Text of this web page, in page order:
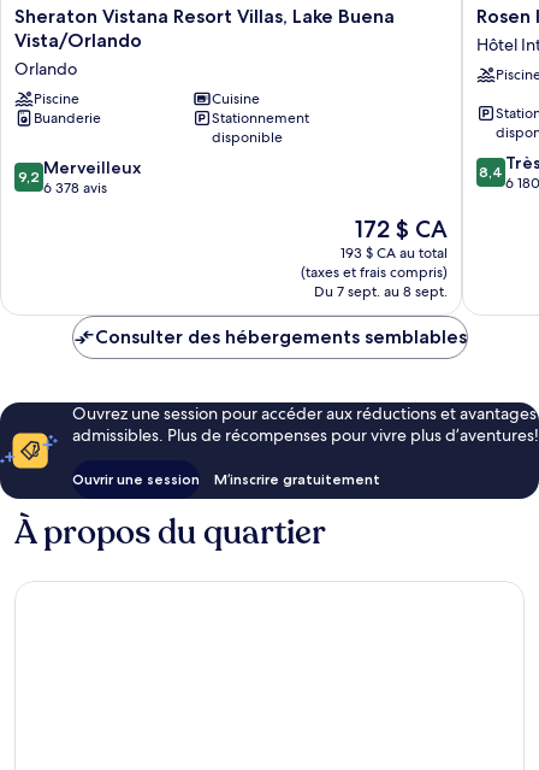
Sheraton
Vistana
Resort
Villas,
Lake
Buena
Orlando
Sheraton Vistana Resort Villas, Lake Buena
Vista/Orlando
Orlando
Piscine
Cuisine
Buanderie
Stationnement
disponible
9.2
sur
9,2 Merveilleux
6 378 avis
Le
prix
est
de
172 $ CA
172 $ CA
193 $ CA au total
(taxes et frais compris)
Du 7 sept. au 8 sept.
Rosen
Inn
Hôtel
Drive
Hôtel
8.4
sur
8,4
6
Consulter des hébergements semblables
Ouvrez une session pour accéder aux réductions et avantages
admissibles. Plus de récompenses pour vivre plus d’aventures!
Ouvrir une session M’inscrire gratuitement
À propos du quartier